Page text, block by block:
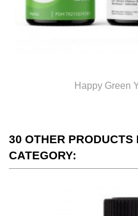
Happy Green
30 OTHER PRODUCTS
CATEGORY: